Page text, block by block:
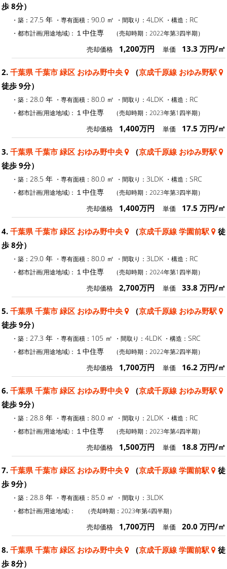
歩 8分）
・築： 27.5 年 ・専有面積： 90.0 ㎡ ・間取り： 4LDK ・構造： RC
・都市計画(用途地域)： １中住専 （売却時期：2022年第3四半期）
売却価格 1,200万円 単価 13.3 万円/㎡
2. 千葉県 千葉市 緑区 おゆみ野中央 （京成千原線 おゆみ野駅
徒歩 9分）
・築： 28.0 年 ・専有面積： 80.0 ㎡ ・間取り： 4LDK ・構造： RC
・都市計画(用途地域)： １中住専 （売却時期：2023年第1四半期）
売却価格 1,400万円 単価 17.5 万円/㎡
3. 千葉県 千葉市 緑区 おゆみ野中央 （京成千原線 おゆみ野駅
徒歩 9分）
・築： 28.5 年 ・専有面積： 80.0 ㎡ ・間取り： 3LDK ・構造： SRC
・都市計画(用途地域)： １中住専 （売却時期：2023年第3四半期）
売却価格 1,400万円 単価 17.5 万円/㎡
4. 千葉県 千葉市 緑区 おゆみ野中央 （京成千原線 学園前駅
徒
歩 8分）
・築： 29.0 年 ・専有面積： 80.0 ㎡ ・間取り： 3LDK ・構造： RC
・都市計画(用途地域)： １中住専 （売却時期：2024年第1四半期）
売却価格 2,700万円 単価 33.8 万円/㎡
5. 千葉県 千葉市 緑区 おゆみ野中央 （京成千原線 おゆみ野駅
徒歩 9分）
・築： 27.3 年 ・専有面積： 105 ㎡ ・間取り： 4LDK ・構造： SRC
・都市計画(用途地域)： １中住専 （売却時期：2022年第2四半期）
売却価格 1,700万円 単価 16.2 万円/㎡
6. 千葉県 千葉市 緑区 おゆみ野中央 （京成千原線 おゆみ野駅
徒歩 9分）
・築： 28.8 年 ・専有面積： 80.0 ㎡ ・間取り： 2LDK ・構造： RC
・都市計画(用途地域)： １中住専 （売却時期：2023年第4四半期）
売却価格 1,500万円 単価 18.8 万円/㎡
7. 千葉県 千葉市 緑区 おゆみ野中央 （京成千原線 学園前駅
徒
歩 9分）
・築： 28.8 年 ・専有面積： 85.0 ㎡ ・間取り： 3LDK
・都市計画(用途地域)： （売却時期：2023年第4四半期）
売却価格 1,700万円 単価 20.0 万円/㎡
8. 千葉県 千葉市 緑区 おゆみ野中央 （京成千原線 学園前駅
徒
歩 8分）